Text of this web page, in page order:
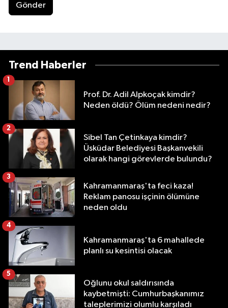
Gönder
Trend Haberler
Prof. Dr. Adil Alpkoçak kimdir?
Neden öldü? Ölüm nedeni nedir?
1
Sibel Tan Çetinkaya kimdir?
Üsküdar Belediyesi Başkanvekili
olarak hangi görevlerde bulundu?
2
Kahramanmaraş'ta feci kaza!
Reklam panosu işçinin ölümüne
neden oldu
3
Kahramanmaraş'ta 6 mahallede
planlı su kesintisi olacak
4
Oğlunu okul saldırısında
kaybetmişti: Cumhurbaşkanımız
taleplerimizi olumlu karşıladı
5